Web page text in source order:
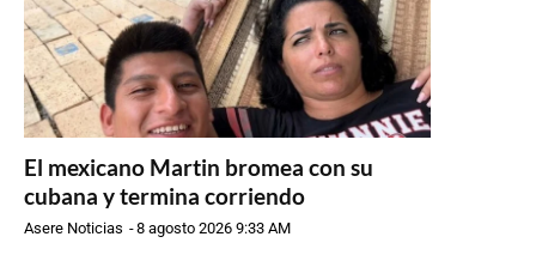
El mexicano Martin bromea con su
cubana y termina corriendo
Asere Noticias -8 agosto 2026 9:33 AM